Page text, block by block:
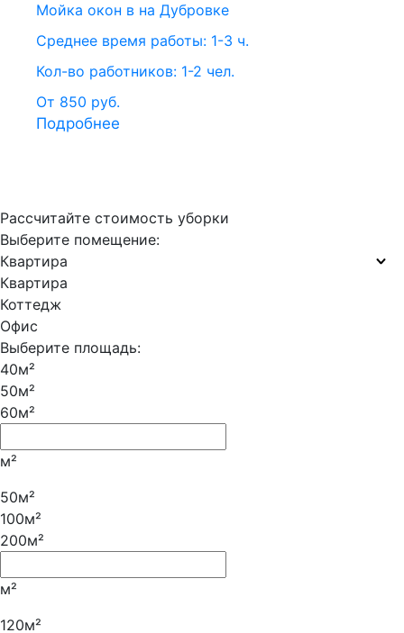
Мойка окон в на Дубровке
Среднее время работы: 1-3 ч.
Кол-во работников: 1-2 чел.
От 850 руб.
Подробнее
Рассчитайте стоимость уборки
Выберите помещение:
Квартира
Квартира
Коттедж
Офис
Выберите площадь:
40м²
50м²
60м²
м²
50м²
100м²
200м²
м²
120м²